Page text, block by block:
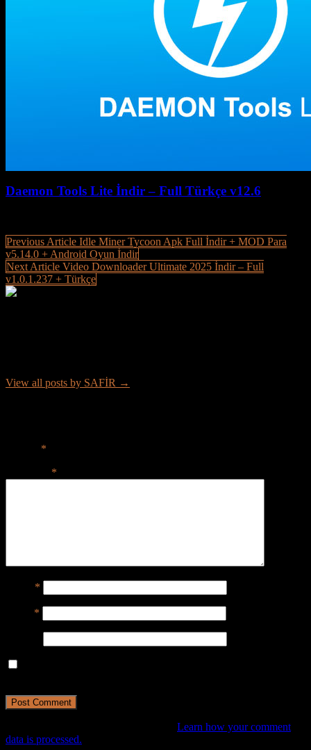
Daemon Tools Lite İndir – Full Türkçe v12.6
Post
navigation
Previous Article Idle Miner Tycoon Apk Full İndir + MOD Para
v5.14.0 + Android Oyun İndir
Next Article Video Downloader Ultimate 2025 İndir – Full
v1.0.1.237 + Türkçe
View all posts by SAFİR →
*
*
*
*
Learn how your comment
data is processed.